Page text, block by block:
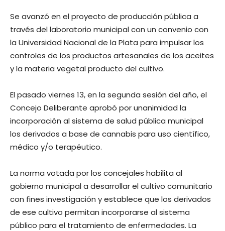
Se avanzó en el proyecto de producción pública a
través del laboratorio municipal con un convenio con
la Universidad Nacional de la Plata para impulsar los
controles de los productos artesanales de los aceites
y la materia vegetal producto del cultivo.
El pasado viernes 13, en la segunda sesión del año, el
Concejo Deliberante aprobó por unanimidad la
incorporación al sistema de salud pública municipal
los derivados a base de cannabis para uso científico,
médico y/o terapéutico.
La norma votada por los concejales habilita al
gobierno municipal a desarrollar el cultivo comunitario
con fines investigación y establece que los derivados
de ese cultivo permitan incorporarse al sistema
público para el tratamiento de enfermedades. La